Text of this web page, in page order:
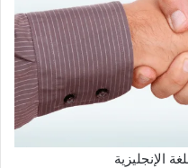
الإنجليزية